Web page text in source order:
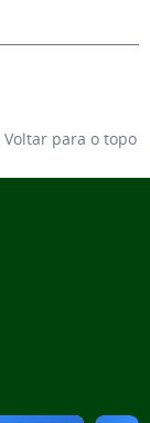
Voltar para o topo